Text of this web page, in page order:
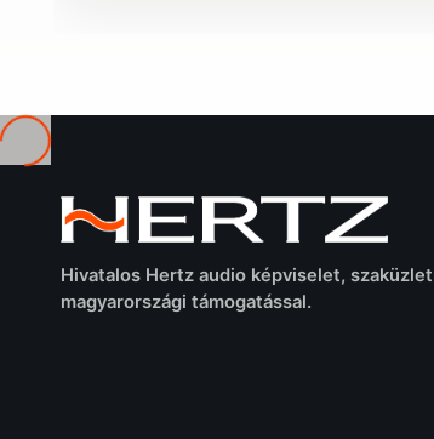
Betöltés...
Hivatalos Hertz audio képviselet,
magyarországi támogatással.